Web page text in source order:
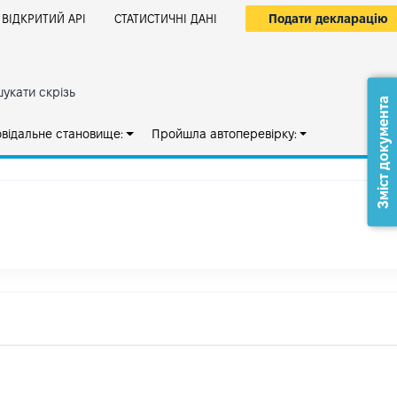
ВІДКРИТИЙ АРІ СТАТИСТИЧНІ ДАНІ Подати декларацію
скрізь
становище: Пройшла автоперевірку: Зміст документа